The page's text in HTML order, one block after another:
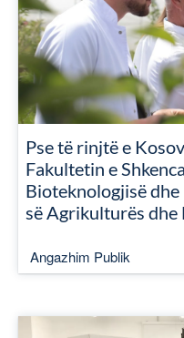
Pse të rinjtë e
Fakultetin e
Bioteknologjisë
së Agrikulturës dhe
Angazhim Publik